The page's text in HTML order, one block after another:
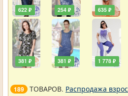
622 ₽
381 ₽
254 ₽
381 ₽
635 ₽
1 778 ₽
189 ТОВАРОВ. Распродажа